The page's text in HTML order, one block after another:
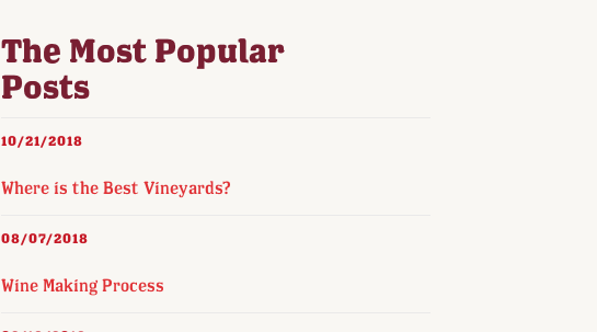
The Most Popular
Posts
10/21/2018
Where is the Best Vineyards?
08/07/2018
Wine Making Process